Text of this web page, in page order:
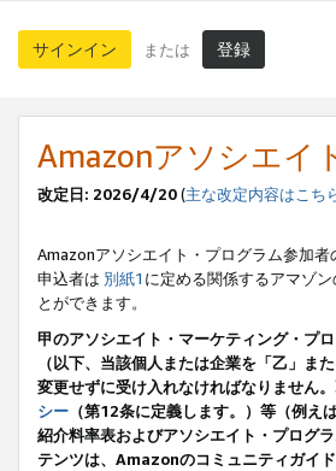
サインイン または 登録
Amazonアソシエイ
改定日: 2026/4/20(主な改定内容はこち
Amazonアソシエイト・プログラム参加
申込者は 別紙1 に定める関係するアマゾ
とができます。
甲のアソシエイト・マーケティング・プ
（以下、当該個人または企業を「乙」ま
変更せずに受け入れなければなりません
シー （第12条に定義します。）等（例
紹介料率表およびアソシエイト・プログ
テンツは、Amazonのコミュニティガイ